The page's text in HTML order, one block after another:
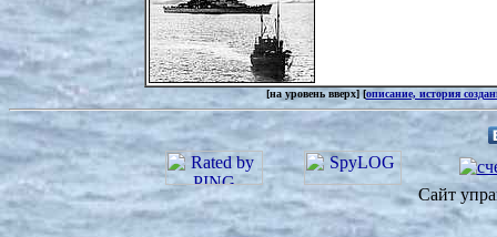
[на уровень вверх] [описание, история
Сайт